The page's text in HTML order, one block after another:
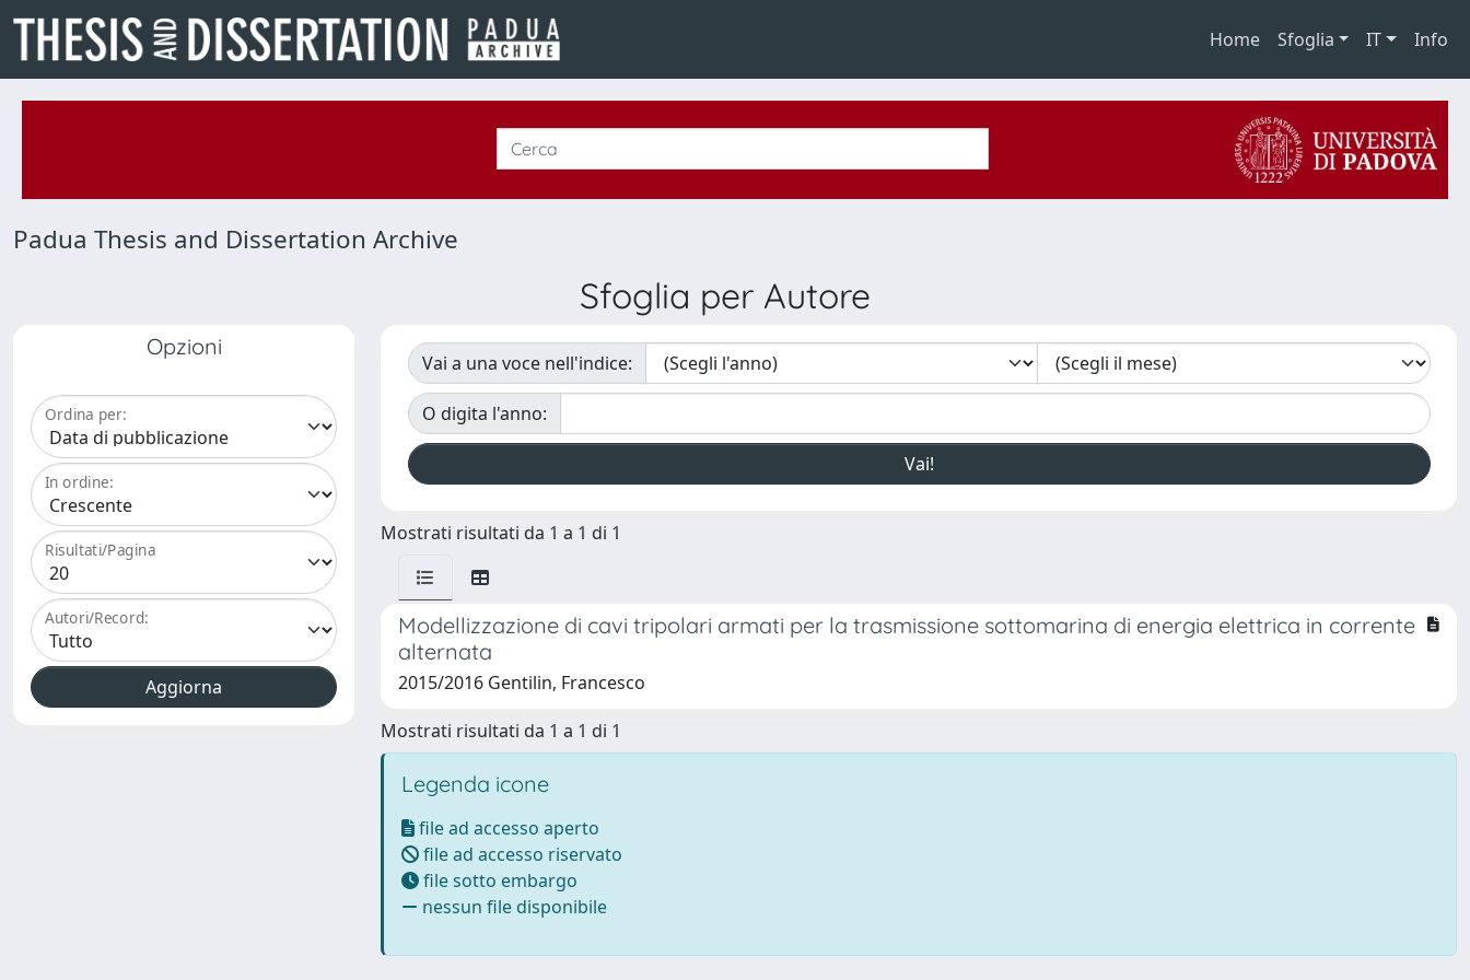
Home Sfoglia IT Info
Padua Thesis and Dissertation Archive
Sfoglia per Autore
Opzioni
Ordina per:
In ordine:
Risultati/Pagina
Autori/Record:
Vai a una voce nell'indice:
O digita l'anno:
Mostrati risultati da 1 a 1 di 1
Modellizzazione di cavi tripolari armati per la trasmissione sottomarina di energia elettrica in corrente
alternata
2015/2016 Gentilin, Francesco
Mostrati risultati da 1 a 1 di 1
Legenda icone
file ad accesso aperto
file ad accesso riservato
file sotto embargo
nessun file disponibile